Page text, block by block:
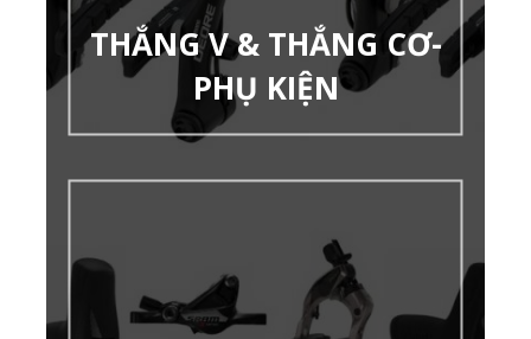
THẮNG V & THẮNG CƠ-
PHỤ KIỆN